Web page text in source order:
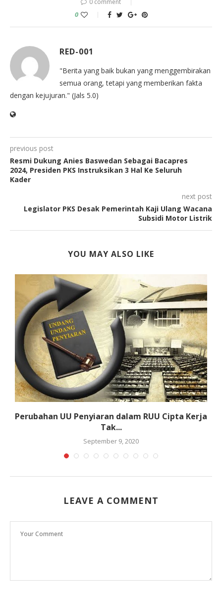
0 comment
0
RED-001
"Berita yang baik bukan yang menggembirakan
semua orang, tetapi yang memberikan fakta
dengan kejujuran." (Jals 5.0)
previous post
Resmi Dukung Anies Baswedan Sebagai Bacapres
2024, Presiden PKS Instruksikan 3 Hal Ke Seluruh
Kader
next post
Legislator PKS Desak Pemerintah Kaji Ulang Wacana
Subsidi Motor Listrik
YOU MAY ALSO LIKE
Perubahan UU Penyiaran dalam RUU Cipta Kerja
Tak...
September 9, 2020
LEAVE A COMMENT